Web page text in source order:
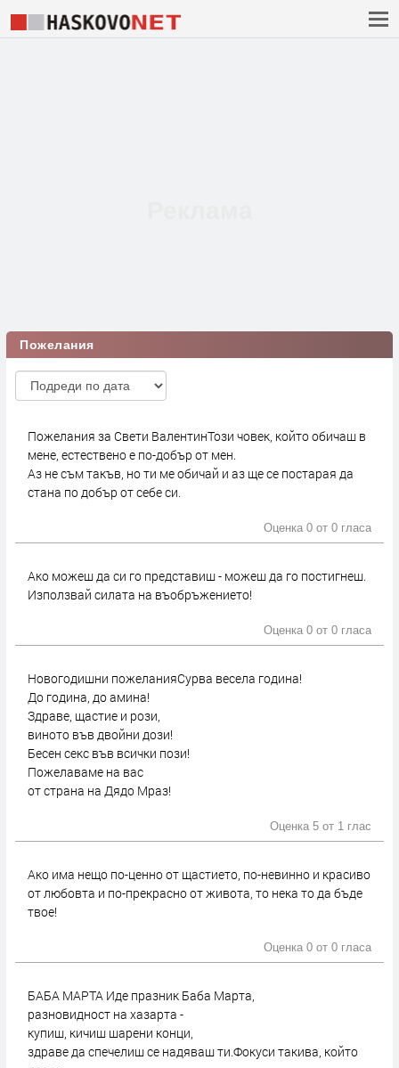
Пожелания
Пожелания за Свети ВалентинТози човек, който обичаш в
мене, естествено е по-добър от мен.
Аз не съм такъв, но ти ме обичай и аз ще се постарая да
стана по добър от себе си.
Оценка 0 от 0 гласа
Ако можеш да си го представиш - можеш да го постигнеш.
Използвай силата на въобръжението!
Оценка 0 от 0 гласа
Новогодишни пожеланияСурва весела година!
До година, до амина!
Здраве, щастие и рози,
виното във двойни дози!
Бесен секс във всички пози!
Пожелаваме на вас
от страна на Дядо Мраз!
Оценка 5 от 1 глас
Ако има нещо по-ценно от щастието, по-невинно и красиво
от любовта и по-прекрасно от живота, то нека то да бъде
твое!
Оценка 0 от 0 гласа
БАБА МАРТА Иде празник Баба Марта,
разновидност на хазарта -
купиш, кичиш шарени конци,
здраве да спечелиш се надяваш ти.Фокуси такива, който